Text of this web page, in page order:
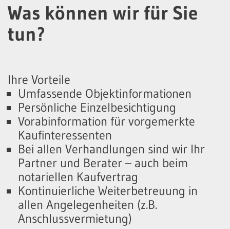
Was können wir für Sie
tun?
Ihre Vorteile
Umfassende Objektinformationen
Persönliche Einzelbesichtigung
Vorabinformation für vorgemerkte
Kaufinteressenten
Bei allen Verhandlungen sind wir Ihr
Partner und Berater – auch beim
notariellen Kaufvertrag
Kontinuierliche Weiterbetreuung in
allen Angelegenheiten (z.B.
Anschlussvermietung)